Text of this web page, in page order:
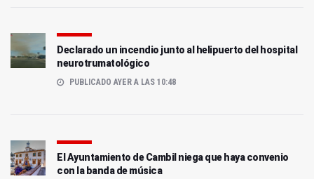
Declarado un incendio junto al helipuerto del hospital
neurotrumatológico
PUBLICADO AYER A LAS 10:48
El Ayuntamiento de Cambil niega que haya convenio
con la banda de música